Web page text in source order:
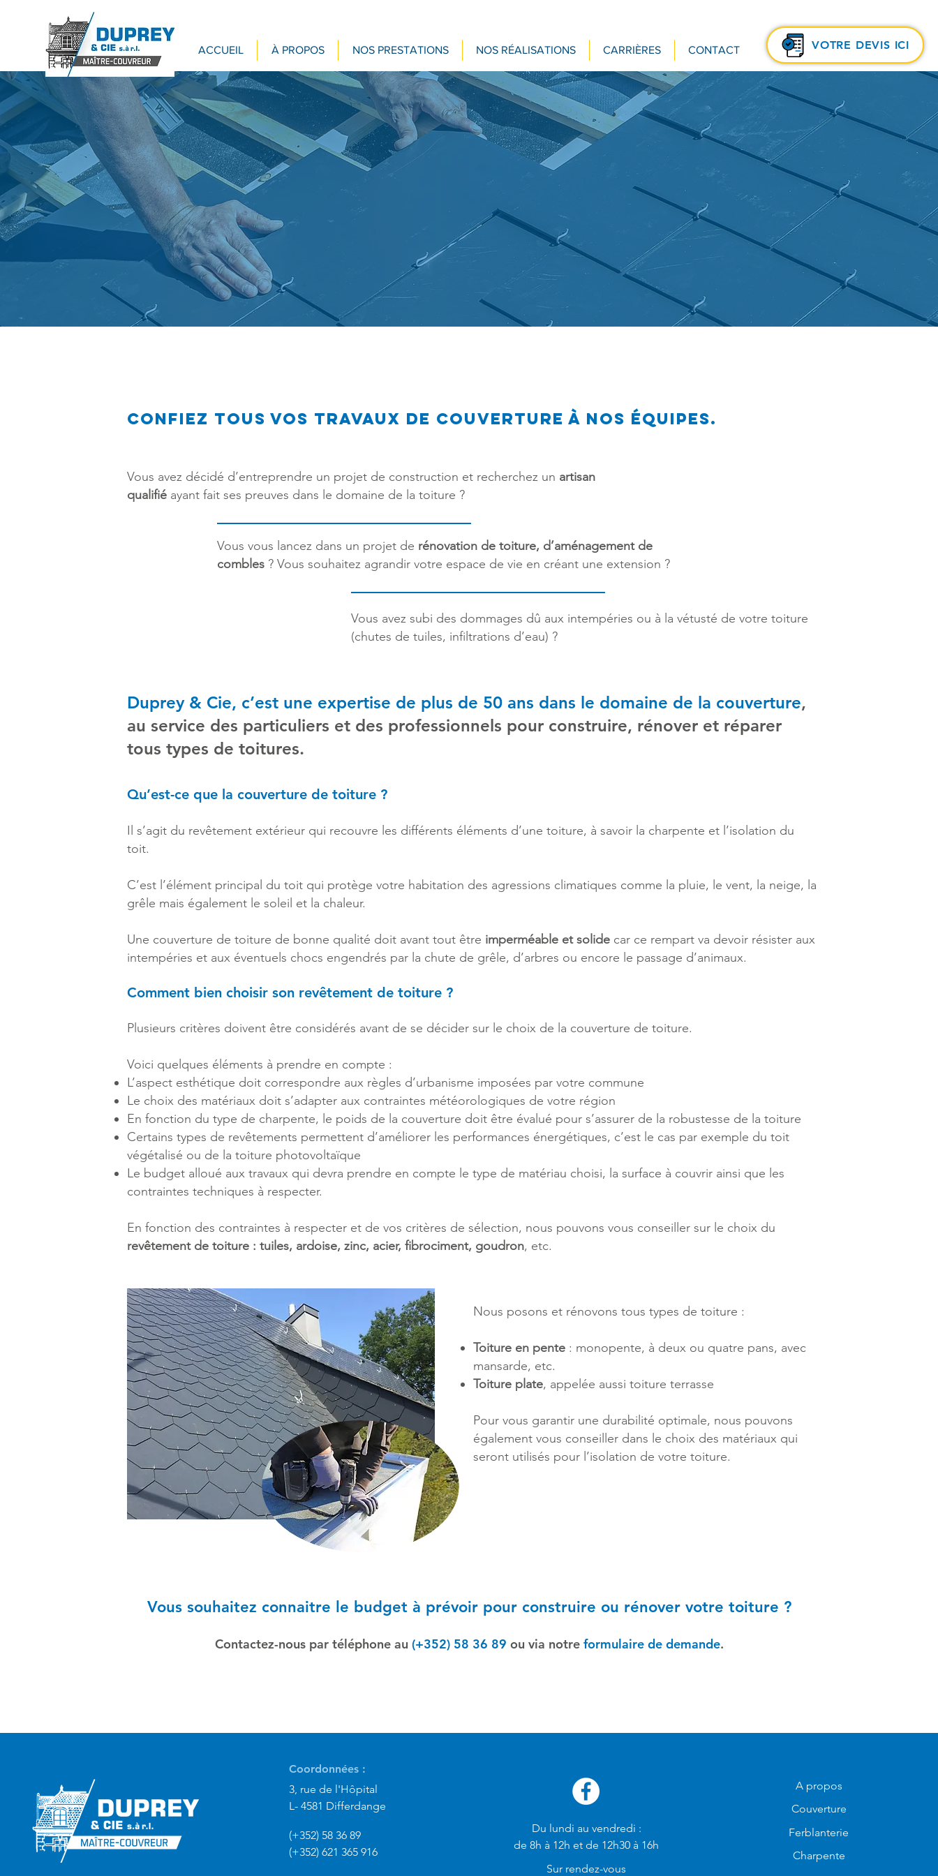
VOTRE DEVIS ICI
ACCUEIL À PROPOS NOS PRESTATIONS NOS RÉALISATIONS CARRIÈRES CONTACT
Couverture Toiture
Confiez tous vos travaux de couverture à nos équipes.
Vous avez décidé d’entreprendre un projet de construction et recherchez un artisan
qualifié ayant fait ses preuves dans le domaine de la toiture ?
Vous vous lancez dans un projet de rénovation de toiture, d’aménagement de
combles ? Vous souhaitez agrandir votre espace de vie en créant une extension ?
Vous avez subi des dommages dû aux intempéries ou à la vétusté de votre toiture
(chutes de tuiles, infiltrations d’eau) ?
Duprey & Cie, c’est une expertise de plus de 50 ans dans le domaine de la couverture,
au service des particuliers et des professionnels pour construire, rénover et réparer
tous types de toitures.
Qu’est-ce que la couverture de toiture ?
Il s’agit du revêtement extérieur qui recouvre les différents éléments d’une toiture, à savoir la charpente et l’isolation du
toit.
C’est l’élément principal du toit qui protège votre habitation des agressions climatiques comme la pluie, le vent, la neige, la
grêle mais également le soleil et la chaleur.
Une couverture de toiture de bonne qualité doit avant tout être imperméable et solide car ce rempart va devoir résister aux
intempéries et aux éventuels chocs engendrés par la chute de grêle, d’arbres ou encore le passage d’animaux.
Comment bien choisir son revêtement de toiture ?
Plusieurs critères doivent être considérés avant de se décider sur le choix de la couverture de toiture.
Voici quelques éléments à prendre en compte :
L’aspect esthétique doit correspondre aux règles d’urbanisme imposées par votre commune
Le choix des matériaux doit s’adapter aux contraintes météorologiques de votre région
En fonction du type de charpente, le poids de la couverture doit être évalué pour s’assurer de la robustesse de la toiture
Certains types de revêtements permettent d’améliorer les performances énergétiques, c’est le cas par exemple du toit
végétalisé ou de la toiture photovoltaïque
Le budget alloué aux travaux qui devra prendre en compte le type de matériau choisi, la surface à couvrir ainsi que les
contraintes techniques à respecter.
En fonction des contraintes à respecter et de vos critères de sélection, nous pouvons vous conseiller sur le choix du
revêtement de toiture : tuiles, ardoise, zinc, acier, fibrociment, goudron, etc.
Nous posons et rénovons tous types de toiture :
Toiture en pente : monopente, à deux ou quatre pans, avec
mansarde, etc.
Toiture plate, appelée aussi toiture terrasse
Pour vous garantir une durabilité optimale, nous pouvons
également vous conseiller dans le choix des matériaux qui
seront utilisés pour l’isolation de votre toiture.
Vous souhaitez connaitre le budget à prévoir pour construire ou rénover votre toiture ?
Contactez-nous par téléphone au (+352) 58 36 89 ou via notre formulaire de demande.
Coordonnées :
3, rue de l'Hôpital
L- 4581 Differdange
(+352) 58 36 89
(+352) 621 365 916
Du lundi au vendredi :
de 8h à 12h et de 12h30 à 16h
Sur rendez-vous
A propos
Couverture
Ferblanterie
Charpente